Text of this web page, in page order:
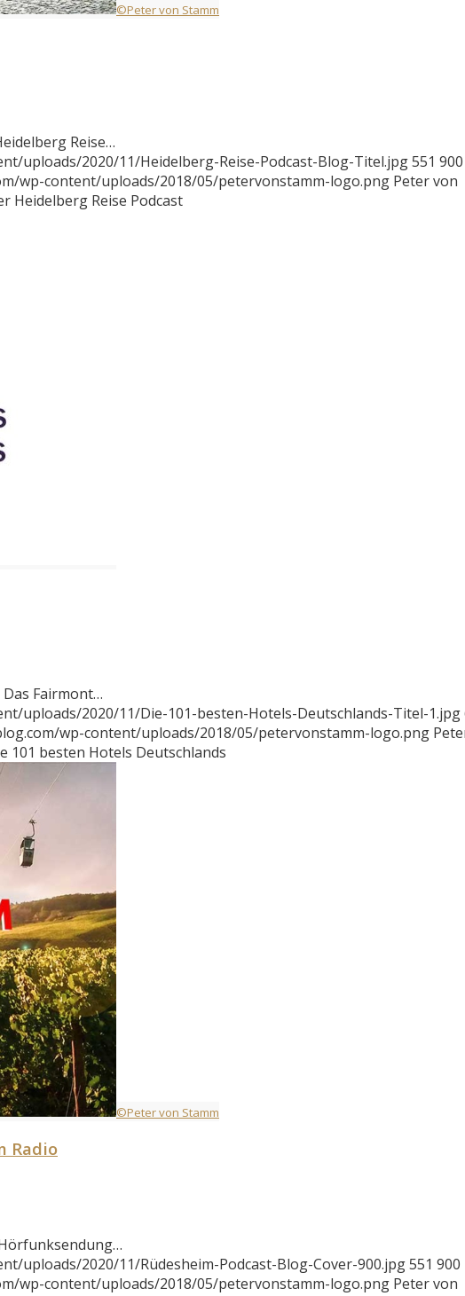
©Peter von Stamm
Reise…
uploads/2020/11/Heidelberg-Reise-Podcast-Blog-Titel.jpg551 900
wp-content/uploads/2018/05/petervonstamm-logo.png Peter von
Heidelberg Reise Podcast
Fairmont…
uploads/2020/11/Die-101-besten-Hotels-Deutschlands-Titel-1.jpg
wp-content/uploads/2018/05/petervonstamm-logo.png
101 besten Hotels Deutschlands
©Peter von Stamm
Radio
uploads/2020/11/Rüdesheim-Podcast-Blog-Cover-900.jpg551 900
wp-content/uploads/2018/05/petervonstamm-logo.png Peter von